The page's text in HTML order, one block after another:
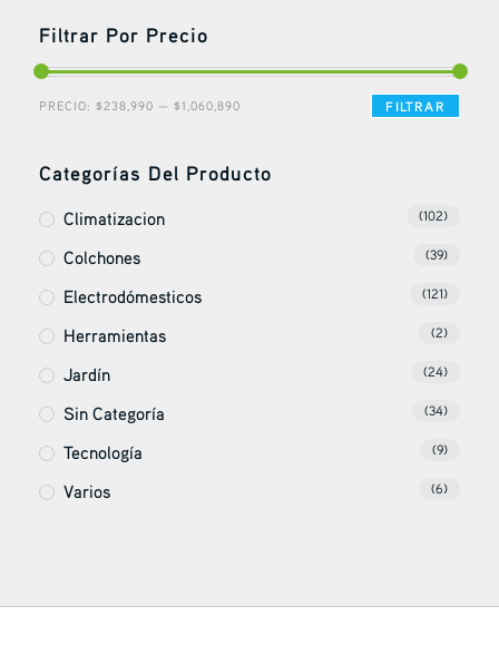
Filtrar Por Precio
FILTRAR
PRECIO: $238,990 — $1,060,890
Categorías Del Producto
Climatizacion (102)
Colchones (39)
Electrodómesticos (121)
Herramientas (2)
Jardín (24)
Sin Categoría (34)
Tecnología (9)
Varios (6)